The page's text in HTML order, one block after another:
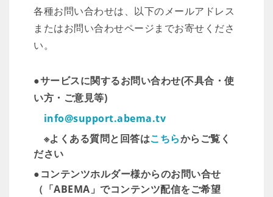
各種お問い合わせは、以下のメールアドレス
またはお問い合わせページまでお寄せくださ
い。
●サービスに関するお問い合わせ(不具合・使
い方・ご意見等)
info@support.abema.tv
※よくある質問と回答はこちらからご覧く
ださい
●コンテンツホルダー様からのお問い合せ
（「ABEMA」でコンテンツ配信をご希望